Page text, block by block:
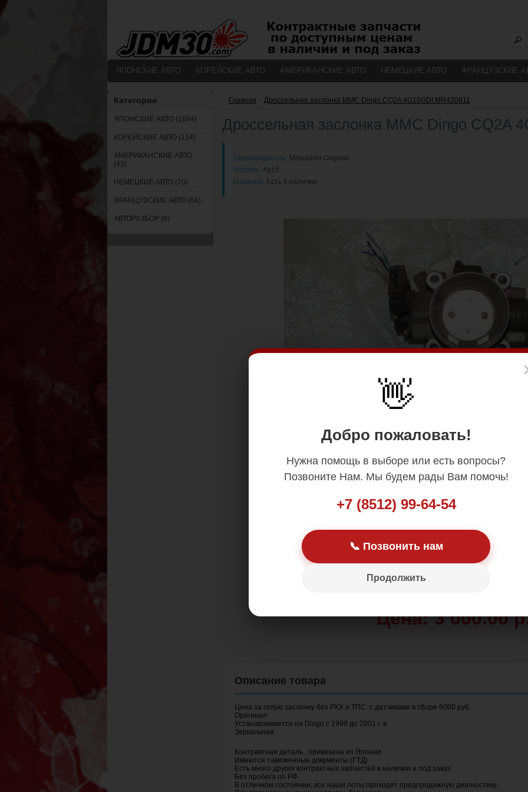
ЯПОНСКИЕ АВТО КОРЕЙСКИЕ АВТО АМЕРИКАНСКИЕ АВТО НЕМЕЦКИЕ АВТО ФРАНЦУЗСКИЕ
👋
Добро пожаловать!
Нужна помощь в выборе или есть вопросы?
Позвоните Нам. Мы будем рады Вам помочь!
+7 (8512) 99-64-54
📞 Позвонить нам
Продолжить
Категории
ЯПОНСКИЕ АВТО (1684)
КОРЕЙСКИЕ АВТО (134)
АМЕРИКАНСКИЕ АВТО
(43)
НЕМЕЦКИЕ АВТО (70)
ФРАНЦУЗСКИЕ АВТО (66)
АВТОРАЗБОР (9)
Главная Дроссельная заслонка MMC Dingo CQ2A 4G15GDI MR420611
Дроссельная заслонка MMC Dingo CQ2A
Производитель: Mitsubishi Original
Модель: 4g15
Наличие: Есть в наличии
Цена: 3 000.00
Цена за голую заслонку без РХХ и ТПС. с датчиками в сборе 6000 руб.
Оригинал
Устанавливается на Dingo с 1998 до 2001 г. в
Зеркальная.
Контрактная деталь , привезена из Японии .
Имеются таможенные документы (ГТД)
Есть много других контрактных запчастей в наличии и под заказ.
Без пробега по РФ.
В отличном состоянии, все наши лоты проходят предпродажную диагностику.